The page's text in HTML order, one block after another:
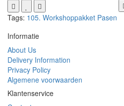
Tags: 105. Workshoppakket Pasen
Informatie
About Us
Delivery Information
Privacy Policy
Algemene voorwaarden
Klantenservice